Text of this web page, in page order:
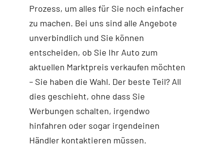
Prozess, um alles für Sie noch einfacher
zu machen. Bei uns sind alle Angebote
unverbindlich und Sie können
entscheiden, ob Sie Ihr Auto zum
aktuellen Marktpreis verkaufen möchten
– Sie haben die Wahl. Der beste Teil? All
dies geschieht, ohne dass Sie
Werbungen schalten, irgendwo
hinfahren oder sogar irgendeinen
Händler kontaktieren müssen.